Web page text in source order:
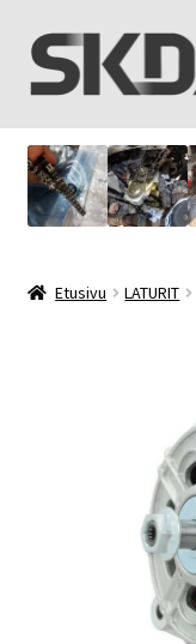
Siirry
navigointiin
Siirry
sisältöön
SKD Auto Ky
Toimitusehdot
Tietosuojaseloste
Etusivu LATURIT